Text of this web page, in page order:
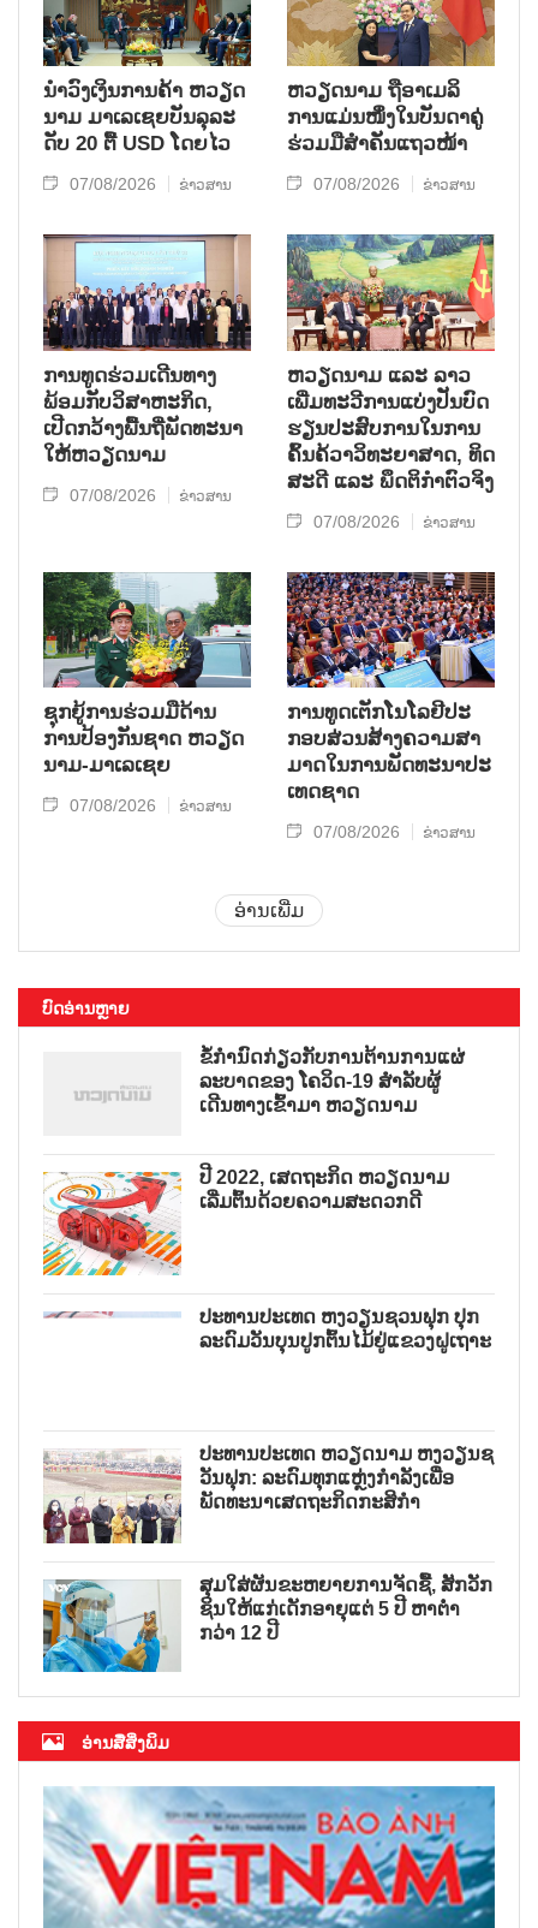
ນຳ​ວົງ​ເງິນ​ການ​ຄ້າ ຫວຽດ​
ນາມ ມາ​ເລ​ເຊຍ​ບັນ​ລຸ​ລະ​
ດັບ 20 ຕື້ USD ໂດຍ​ໄວ
07/08/2026 ຂ່າວສານ
ຫ​ວຽດ​ນາມ ຖື​ອາ​ເມ​ລິ​
ການ​ແມ່ນ​ໜຶ່ງ​ໃນ​ບັນ​ດາ​ຄູ່​
ຮ່ວມ​ມື​ສຳ​ຄັນ​ແຖວ​ໜ້າ
07/08/2026 ຂ່າວສານ
ການ​ທູດ​ຮ່ວມ​ເດີນ​ທາງ​
ພ້ອມກັບ​ວິ​ສາ​ຫະ​ກ​ິດ,
ເປີດກວ້າງ​ພື້ນ​ຖີ່​ພັດ​ທະ​ນາ​
ໃຫ້​ຫວຽດ​ນາມ
07/08/2026 ຂ່າວສານ
ຫວຽດ​ນາມ ແລະ ລາວ​
ເພີ່ມ​ທະ​ວີ​ການ​ແບ່​ງ​ປັນ​ບົດ​
ຮຽນ​ປະ​ສົບ​ການ​ໃນ​ການ​
ຄົ້ນ​ຄ້​ວາ​ວິ​ທະ​ຍາ​ສາດ, ທິດ​
ສະ​ດີ ແລະ ພຶດ​ຕິ​ກຳຕົວ​ຈິງ
07/08/2026 ຂ່າວສານ
ຊຸກ​ຍູ້​ການ​ຮ່ວມ​ມື​ດ້ານ​
ການ​ປ້ອງ​ກັນ​ຊາດ ຫວຽດ​
ນາມ-ມາ​ເລ​ເຊຍ
07/08/2026 ຂ່າວສານ
ການ​ທູດ​ເຕັກ​ໂນ​ໂລ​ຢີ​ປະ​
ກອບ​ສ່ວນ​ສ້າງ​ຄວາມ​ສາ​
ມາດ​ໃນ​ການ​ພັດ​ທະ​ນາ​ປະ​
ເທດ​ຊາດ
07/08/2026 ຂ່າວສານ
ອ່ານເພີ່ມ
ບົດອ່ານຫຼາຍ
ຂໍ້ກຳນົດກ່ຽວກັບການຕ້ານການແຜ່
ລະບາດຂອງ ໂຄວິດ-19 ສຳລັບຜູ້
ເດີນທາງເຂົ້າມາ ຫວຽດນາມ
ປີ 2022, ເສດຖະກິດ ຫວຽດນາມ
ເລີ່ມຕົ້ນດ້ວຍຄວາມສະດວກດີ
ປະທານປະເທດ ຫງວຽນຊວນຟຸກ ປຸກ
ລະດົມວັນບຸນປູກຕົ້ນໄມ້ຢູ່ແຂວງຝູເຖາະ
ປະທານປະເທດ ຫວຽດນາມ ຫງວຽນຊ
ວັນຟຸກ: ລະດົມທຸກແຫຼ່ງກຳລັງເພື່ອ
ພັດທະນາເສດຖະກິດກະສິກຳ
ສຸມໃສ່ຜັນຂະຫຍາຍການຈັດຊື້, ສັກວັກ
ຊິນໃຫ້ແກ່ເດັກອາຍຸແຕ່ 5 ປີ ຫາຕ່ຳ
ກວ່າ 12 ປີ
ອ່ານສື່ສິ່ງພິມ